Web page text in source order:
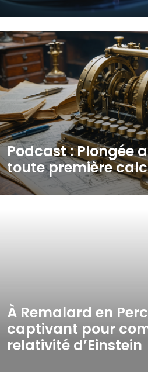
Podcast : Plongée
toute première
À Remalard en
captivant pour
relativité d’Einstein